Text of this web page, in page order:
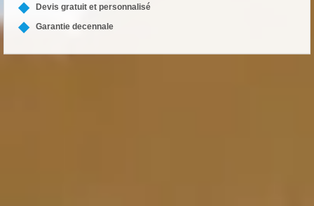
Devis gratuit et personnalisé
Garantie decennale